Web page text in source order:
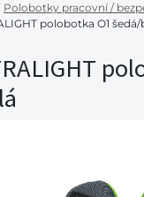
Polobotky pracovní /
polobotka O1 šedá/